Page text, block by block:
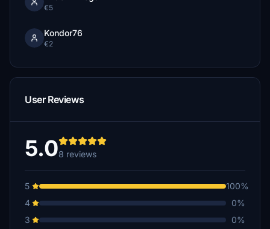
€5
Kondor76
€2
User Reviews
5.08 reviews
5
100%
4
0%
3
0%